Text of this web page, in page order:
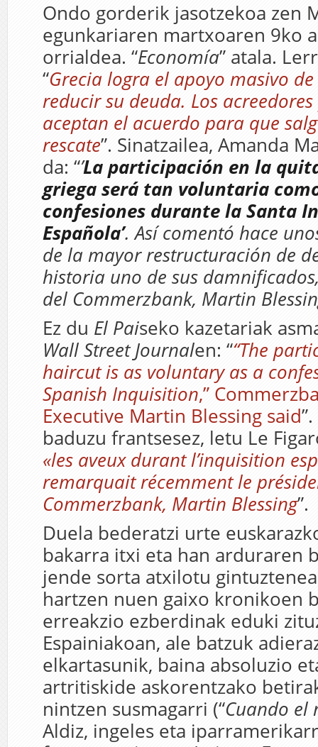
Ondo gorderik jasotzekoa zen
egunkariaren martxoaren 9ko
orrialdea. “Economía” atala.
“Grecia logra el apoyo masivo
reducir su deuda. Los
aceptan el acuerdo para que
rescate”. Sinatzailea, Amanda
da: “’La participación en la
griega será tan voluntaria
confesiones durante la Santa
Española’. Así comentó hace
de la mayor restructuración de
historia uno de sus
del Commerzbank, Martin
Ez du El Paiseko kazetariak
Wall Street Journalen: ““The
haircut is as voluntary as a
Spanish Inquisition,”
Executive Martin Blessing said
baduzu frantsesez, letu Le
«les aveux durant l’inquisition
remarquait récemment le
Commerzbank, Martin Blessing”.
Duela bederatzi urte
bakarra itxi eta han arduraren
jende sorta atxilotu
hartzen nuen gaixo kronikoen
erreakzio ezberdinak eduki
Espainiakoan, ale batzuk
elkartasunik, baina absoluzio
artritiskide askorentzako
nintzen susmagarri (“Cuando el
Aldiz, ingeles eta